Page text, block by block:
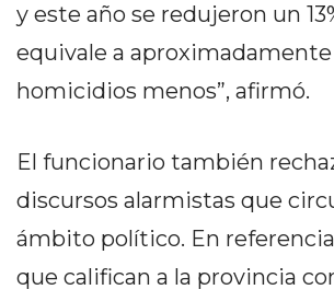
DE
MEDIOS
NORTE
HOY
HORA
PERGAMINO
y este año se redujeron un
equivale a aproximadamente
homicidios menos”, afirmó.
El funcionario también
discursos alarmistas que
ámbito político. En
que califican a la provincia